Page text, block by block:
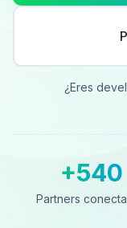
¿Eres
Partners+540
Partners